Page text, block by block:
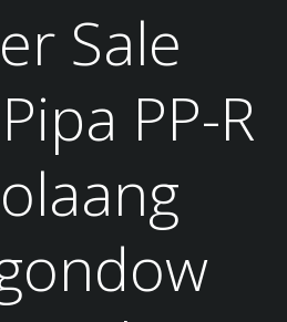
Sale
PP-R